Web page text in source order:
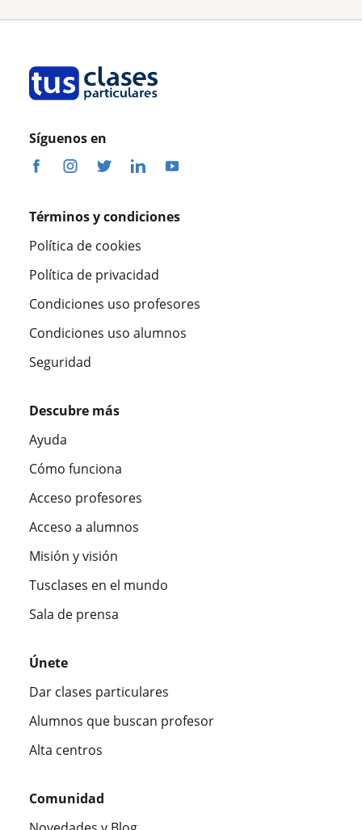
Síguenos en
Términos y condiciones
Política de cookies
Política de privacidad
Condiciones uso profesores
Condiciones uso alumnos
Seguridad
Descubre más
Ayuda
Cómo funciona
Acceso profesores
Acceso a alumnos
Misión y visión
Tusclases en el mundo
Sala de prensa
Únete
Dar clases particulares
Alumnos que buscan profesor
Alta centros
Comunidad